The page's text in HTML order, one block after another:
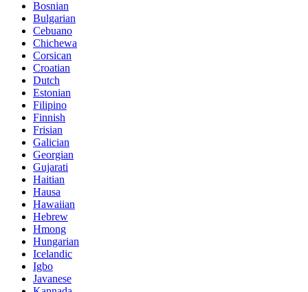
Bosnian
Bulgarian
Cebuano
Chichewa
Corsican
Croatian
Dutch
Estonian
Filipino
Finnish
Frisian
Galician
Georgian
Gujarati
Haitian
Hausa
Hawaiian
Hebrew
Hmong
Hungarian
Icelandic
Igbo
Javanese